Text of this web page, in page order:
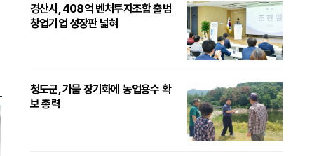
경산시, 408억 벤처투자조합 출범
창업기업 성장판 넓혀
청도군, 가뭄 장기화에 농업용수 확
보 총력